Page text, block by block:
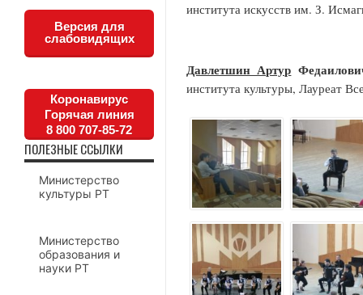
института искусств им. З.
Давлетшин Артур
института культуры, Лауреат
Версия для
слабовидящих
Коронавирус
Горячая линия
8 800 707-85-72
ПОЛЕЗНЫЕ ССЫЛКИ
Министерство
культуры РТ
Министерство
образования и
науки РТ